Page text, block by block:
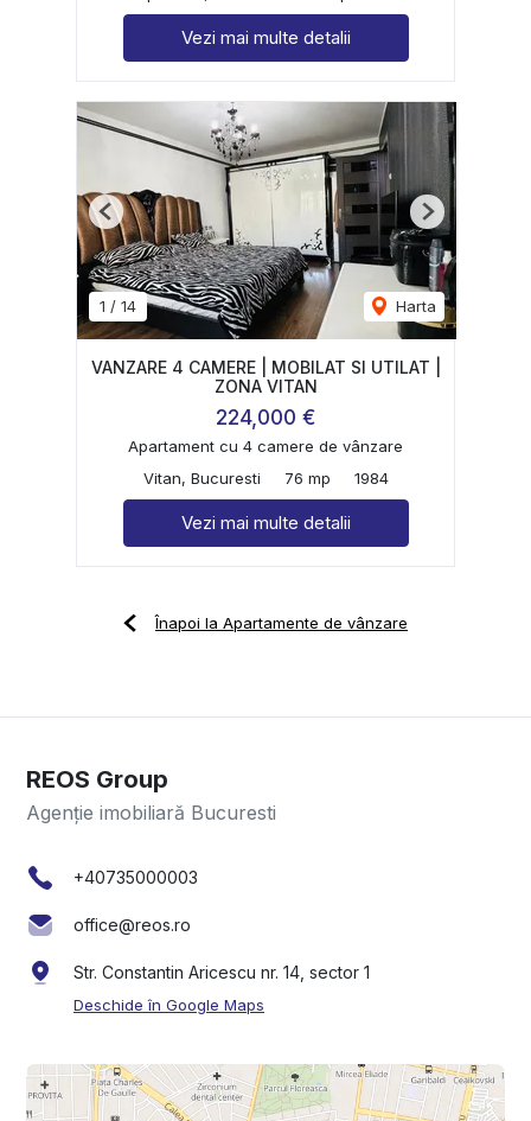
Vezi mai multe detalii
1 / 14 Harta
Previous Next
VANZARE 4 CAMERE | MOBILAT SI UTILAT |
ZONA VITAN
224,000 €
Apartament cu 4 camere de vânzare
Vitan, Bucuresti
76 mp 1984
Vezi mai multe detalii
Înapoi la Apartamente de vânzare
REOS Group
Agenție imobiliară Bucuresti
+40735000003
office@reos.ro
Str. Constantin Aricescu nr. 14, sector 1
Deschide în Google Maps